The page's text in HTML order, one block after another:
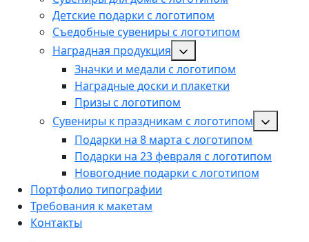
Детские подарки с логотипом
Съедобные сувениры с логотипом
Наградная продукция
Значки и медали с логотипом
Наградные доски и плакетки
Призы с логотипом
Сувениры к праздникам с логотипом
Подарки на 8 марта с логотипом
Подарки на 23 февраля с логотипом
Новогодние подарки с логотипом
Портфолио типографии
Требования к макетам
Контакты